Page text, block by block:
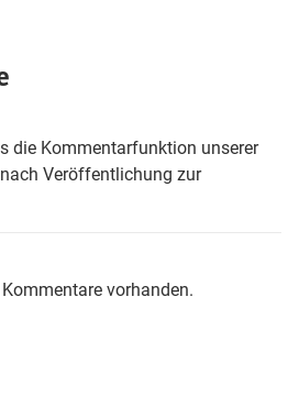
die Kommentarfunktion unserer
Veröffentlichung zur
vorhanden.